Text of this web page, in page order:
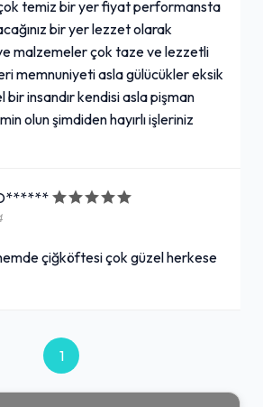
temiz bir yer fiyat performansta
bir yer lezzet olarak
malzemeler çok taze ve lezzetli
memnuniyeti asla gülücükler eksik
insandır kendisi asla pişman
olun şimdiden hayırlı işleriniz
çiğköftesi çok güzel herkese
1